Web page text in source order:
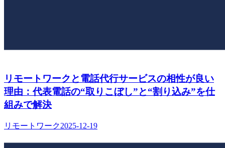
リモートワークと電話代行サービスの相性が良い
理由：代表電話の“取りこぼし”と“割り込み”を仕
組みで解決
リモートワーク2025-12-19